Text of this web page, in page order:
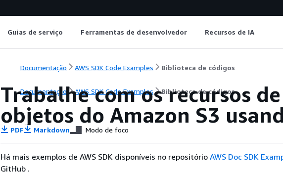
Guias de serviço Ferramentas de desenvolvedor Recursos de IA
Documentação AWS SDK Code Examples Biblioteca de códigos
Documentação AWS SDK Code Examples Biblioteca de códigos
Trabalhe com os recursos
objetos do Amazon S3
PDF Markdown Modo de foco
Há mais exemplos de AWS SDK disponíveis no repositório AWS Doc SDK
GitHub .